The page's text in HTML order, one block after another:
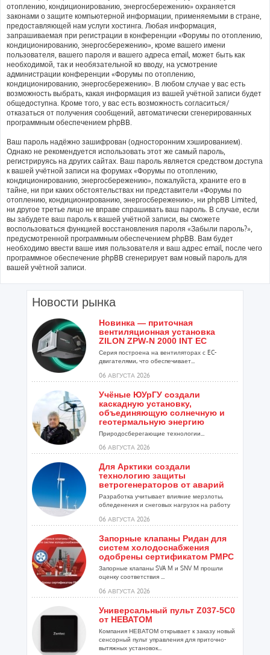
отоплению, кондиционированию, энергосбережению» охраняется
законами о защите компьютерной информации, применяемыми в стране,
предоставляющей нам услуги хостинга. Любая информация,
запрашиваемая при регистрации в конференции «Форумы по отоплению,
кондиционированию, энергосбережению», кроме вашего имени
пользователя, вашего пароля и вашего адреса email, может быть как
необходимой, так и необязательной ко вводу, на усмотрение
администрации конференции «Форумы по отоплению,
кондиционированию, энергосбережению». В любом случае у вас есть
возможность выбрать, какая информация из вашей учётной записи будет
общедоступна. Кроме того, у вас есть возможность согласиться/
отказаться от получения сообщений, автоматически сгенерированных
программным обеспечением phpBB.
Ваш пароль надёжно зашифрован (односторонним хэшированием).
Однако не рекомендуется использовать этот же самый пароль,
регистрируясь на других сайтах. Ваш пароль является средством доступа
к вашей учётной записи на форумах «Форумы по отоплению,
кондиционированию, энергосбережению», пожалуйста, храните его в
тайне, ни при каких обстоятельствах ни представители «Форумы по
отоплению, кондиционированию, энергосбережению», ни phpBB Limited,
ни другое третье лицо не вправе спрашивать ваш пароль. В случае, если
вы забудете ваш пароль к вашей учётной записи, вы сможете
воспользоваться функцией восстановления пароля «Забыли пароль?»,
предусмотренной программным обеспечением phpBB. Вам будет
необходимо ввести ваше имя пользователя и ваш адрес email, после чего
программное обеспечение phpBB сгенерирует вам новый пароль для
вашей учётной записи.
Новости рынка
Новинка — приточная
вентиляционная установка
ZILON ZPW-N 2000 INT EC
Серия построена на вентиляторах с EC-
двигателями, что обеспечивает...
06 АВГУСТА 2026
Учёные ЮУрГУ создали
каскадную установку,
объединяющую солнечную и
геотермальную энергию
Природосберегающие технологии...
06 АВГУСТА 2026
Для Арктики создали
технологию защиты
ветрогенераторов от аварий
Разработка учитывает влияние мерзлоты,
обледенения и снеговых нагрузок на работу
06 АВГУСТА 2026
Запорные клапаны Ридан для
систем холодоснабжения
одобрены сертификатом РМРС
Запорные клапаны SVA M и SNV M прошли
оценку соответствия ...
06 АВГУСТА 2026
Универсальный пульт Z037-5C0
от НЕВАТОМ
Компания НЕВАТОМ открывает к заказу новый
сенсорный пульт управления для приточно-
вытяжных установок...